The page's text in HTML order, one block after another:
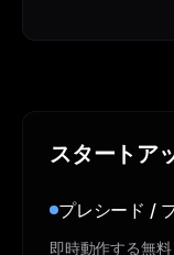
スタートア
プレシード /
即時動作する無